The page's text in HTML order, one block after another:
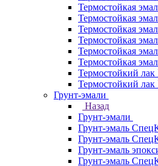
Термостойкая
Термостойкая
Термостойкая
Термостойкая
Термостойкая
Термостойкая
Термостойкий
Термостойкий
Грунт-эмали
Назад
Грунт-эмали
Грунт-эмаль
Грунт-эмаль
Грунт-эмаль
Грунт-эмаль